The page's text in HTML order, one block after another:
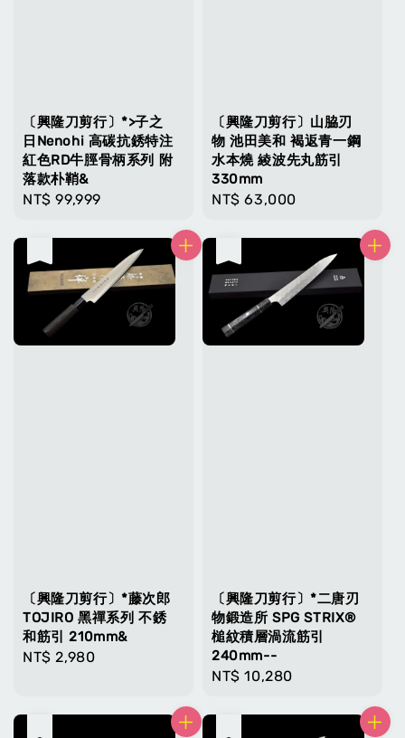
〔興隆刀剪行〕*>子之
日Nenohi 高碳抗銹特注
紅色RD牛脛骨柄系列 附
落款朴鞘&
Regular
NT$ 99,999
〔興隆刀剪行〕山脇刃
物 池田美和 褐返青一鋼
水本燒 綾波先丸筋引
330mm
Regular
NT$ 63,000
〔興隆刀剪行〕*藤次郎
TOJIRO 黑禪系列 不銹
和筋引 210mm&
Regular
NT$ 2,980
〔興隆刀剪行〕*二唐刃
物鍛造所 SPG STRIX®
槌紋積層渦流筋引
240mm--
Regular
NT$ 10,280